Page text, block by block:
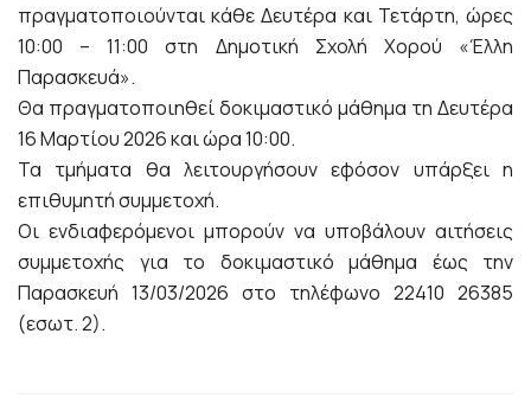
πραγματοποιούνται κάθε Δευτέρα και Τετάρτη, ώρες
10:00 – 11:00 στη Δημοτική Σχολή Χορού «Έλλη
Παρασκευά».
Θα πραγματοποιηθεί δοκιμαστικό μάθημα τη Δευτέρα
16 Μαρτίου 2026 και ώρα 10:00.
Τα τμήματα θα λειτουργήσουν εφόσον υπάρξει η
επιθυμητή συμμετοχή.
Οι ενδιαφερόμενοι μπορούν να υποβάλουν αιτήσεις
συμμετοχής για το δοκιμαστικό μάθημα έως την
Παρασκευή 13/03/2026 στο τηλέφωνο 22410 26385
(εσωτ. 2).